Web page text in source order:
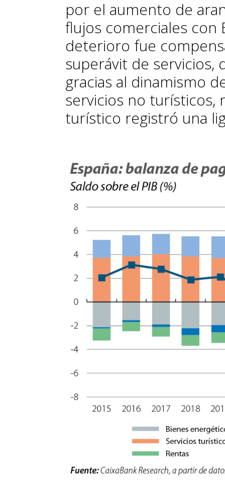
por el aumento de
flujos comerciales con
deterioro fue
superávit de servicios,
gracias al dinamismo
servicios no turísticos,
turístico registró una